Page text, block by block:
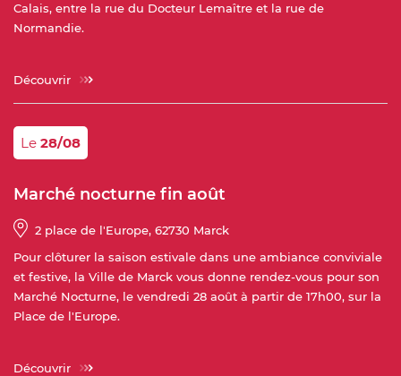
Calais, entre la rue du Docteur Lemaître et la rue de
Normandie.
Découvrir
Le 28/08
Marché nocturne fin août
2 place de l'Europe, 62730 Marck
Pour clôturer la saison estivale dans une ambiance conviviale
et festive, la Ville de Marck vous donne rendez-vous pour son
Marché Nocturne, le vendredi 28 août à partir de 17h00, sur la
Place de l'Europe.
Découvrir